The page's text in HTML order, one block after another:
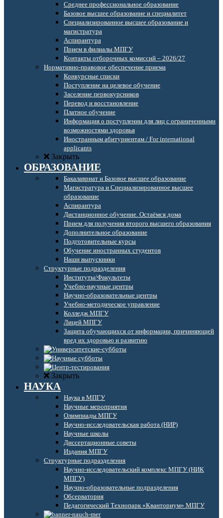
Среднее профессиональное образование
Базовое высшее образование и специалитет
Специализированное высшее образование и
магистратура
Аспирантура
Прием в филиалы МПГУ
Контакты отборочных комиссий – 2026/27
Нормативно-правовое обеспечение приема
Конкурсные списки
Поступление на целевое обучение
Заселение первокурсников
Перевод и восстановление
Платное обучение
Информация о поступлении для лиц с ограниченными
возможностями здоровья
Иностранным абитуриентам / For international
applicants
Закрыть
ОБРАЗОВАНИЕ
Бакалавриат и Базовое высшее образование
Магистратура и Специализированное высшее
образование
Аспирантура
Дистанционное обучение. Остаёмся дома
Прием для получения второго высшего образования
Дополнительное образование
Подготовительные курсы
Обучение иностранных студентов
Наши выпускники
Структурные подразделения
Институты/Факультеты
Учебно-научные центры
Научно-образовательные центры
Учебно-методическое управление
Колледж МПГУ
Лицей МПГУ
Защита обучающихся от информации, причиняющей
вред их здоровью и развитию
Закрыть
НАУКА
Наука в МПГУ
Научные мероприятия
Олимпиады МПГУ
Научно-исследовательская работа (НИР)
Научные школы
Диссертационные советы
Издания МПГУ
Структурные подразделения
Научно-исследовательский комплекс МПГУ (НИК
МПГУ)
Научно-образовательные подразделения
Обсерватория
Педагогический Технопарк «Кванториум» МПГУ